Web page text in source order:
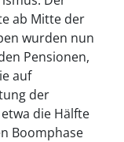
ab Mitte der
wurden nun
Pensionen,
auf
der
die Hälfte
Boomphase